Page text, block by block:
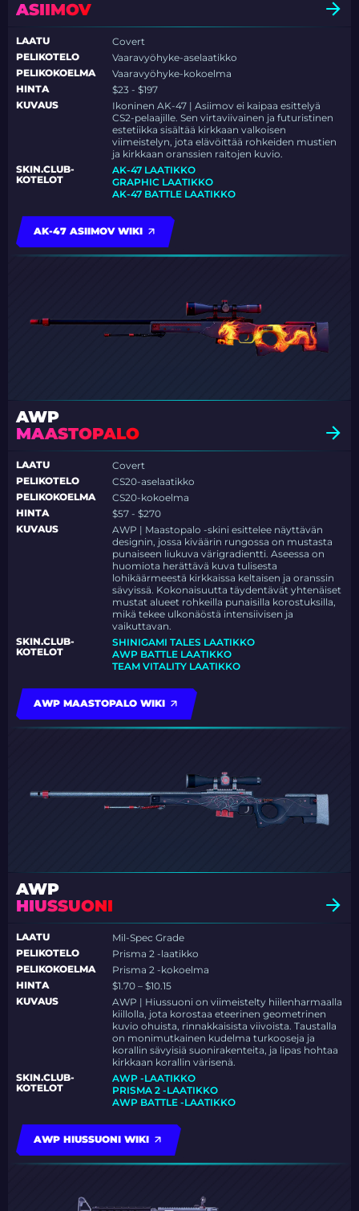
ASIIMOV
LAATU
Covert
PELIKOTELO
Vaaravyöhyke-aselaatikko
PELIKOKOELMA
Vaaravyöhyke-kokoelma
HINTA
$23 - $197
KUVAUS
Ikoninen AK-47 | Asiimov ei kaipaa esittelyä
CS2-pelaajille. Sen virtaviivainen ja futuristinen
estetiikka sisältää kirkkaan valkoisen
viimeistelyn, jota elävöittää rohkeiden mustien
ja kirkkaan oranssien raitojen kuvio.
SKIN.CLUB-
KOTELOT
AK-47 LAATIKKO
GRAPHIC LAATIKKO
AK-47 BATTLE LAATIKKO
AK-47 ASIIMOV WIKI
AWP
MAASTOPALO
LAATU
Covert
PELIKOTELO
CS20-aselaatikko
PELIKOKOELMA
CS20-kokoelma
HINTA
$57 - $270
KUVAUS
AWP | Maastopalo -skini esittelee näyttävän
designin, jossa kiväärin rungossa on mustasta
punaiseen liukuva värigradientti. Aseessa on
huomiota herättävä kuva tulisesta
lohikäärmeestä kirkkaissa keltaisen ja oranssin
sävyissä. Kokonaisuutta täydentävät yhtenäiset
mustat alueet rohkeilla punaisilla korostuksilla,
mikä tekee ulkonäöstä intensiivisen ja
vaikuttavan.
SKIN.CLUB-
KOTELOT
SHINIGAMI TALES LAATIKKO
AWP BATTLE LAATIKKO
TEAM VITALITY LAATIKKO
AWP MAASTOPALO WIKI
AWP
HIUSSUONI
LAATU
Mil-Spec Grade
PELIKOTELO
Prisma 2 -laatikko
PELIKOKOELMA
Prisma 2 -kokoelma
HINTA
$1.70 – $10.15
KUVAUS
AWP | Hiussuoni on viimeistelty hiilenharmaalla
kiillolla, jota korostaa eteerinen geometrinen
kuvio ohuista, rinnakkaisista viivoista. Taustalla
on monimutkainen kudelma turkooseja ja
korallin sävyisiä suonirakenteita, ja lipas hohtaa
kirkkaan korallin värisenä.
SKIN.CLUB-
KOTELOT
AWP -LAATIKKO
PRISMA 2 -LAATIKKO
AWP BATTLE -LAATIKKO
AWP HIUSSUONI WIKI